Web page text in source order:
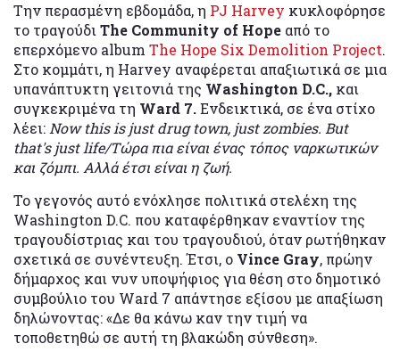
Την περασμένη εβδομάδα, η PJ Harvey κυκλοφόρησε
το τραγούδιThe Community of Hope από το
επερχόμενο album The Hope Six Demolition Project.
Στο κομμάτι, η Harvey αναφέρεται απαξιωτικά σε μια
υπανάπτυκτη γειτονιά της Washington D.C., και
συγκεκριμένα τη Ward 7.Ενδεικτικά, σε ένα στίχο
λέει:Now this is just drug town, just zombies. But
that's just life/Tώρα πια είναι ένας τόπος ναρκωτικών
και ζόμπι. Αλλά έτσι είναι η ζωή.
Το γεγονός αυτό ενόχλησε πολιτικά στελέχη της
Washington D.C. που καταφέρθηκαν εναντίον της
τραγουδίστριας και του τραγουδιού, όταν ρωτήθηκαν
σχετικά σε συνέντευξη. Έτσι, ο Vince Gray, πρώην
δήμαρχος και νυν υποψήφιος για θέση στο δημοτικό
συμβούλιο του Ward 7 απάντησε εξίσου με απαξίωση
δηλώνοντας: «Δε θα κάνω καν την τιμή να
τοποθετηθώ σε αυτή τη βλακώδη σύνθεση».